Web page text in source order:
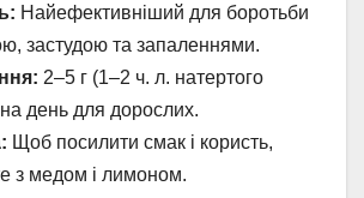
Найефективніший для боротьби
застудою та запаленнями.
2–5 г (1–2 ч. л. натертого
день для дорослих.
Щоб посилити смак і користь,
з медом і лимоном.